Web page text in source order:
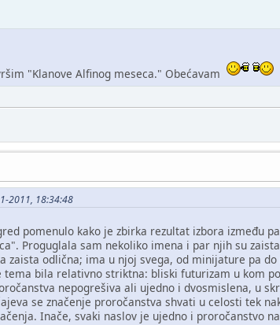
"Klanove Alfinog meseca." Obećavam
2011, 18:34:48
pomenulo kako je zbirka rezultat izbora između
Proguglala sam nekoliko imena i par njih su
zaista odlična; ima u njoj svega, od minijature pa
tema bila relativno striktna: bliski futurizam u kom
nepogrešiva ali ujedno i dvosmislena, u
se značenje proročanstva shvati u celosti tek
Inače, svaki naslov je ujedno i proročanstvo